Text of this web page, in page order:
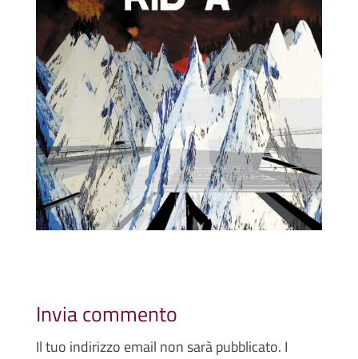
Invia commento
Il tuo indirizzo email non sarà pubblicato. I